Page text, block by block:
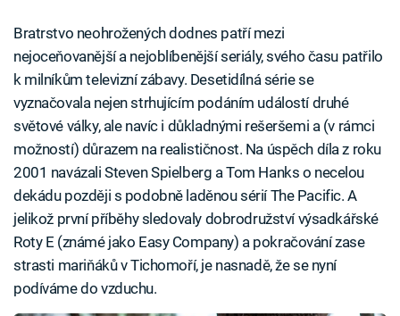
Bratrstvo neohrožených dodnes patří mezi
nejoceňovanější a nejoblíbenější seriály, svého času patřilo
k milníkům televizní zábavy. Desetidílná série se
vyznačovala nejen strhujícím podáním událostí druhé
světové války, ale navíc i důkladnými rešeršemi a (v rámci
možností) důrazem na realističnost. Na úspěch díla z roku
2001 navázali Steven Spielberg a Tom Hanks o necelou
dekádu později s podobně laděnou sérií The Pacific. A
jelikož první příběhy sledovaly dobrodružství výsadkářské
Roty E (známé jako Easy Company) a pokračování zase
strasti mariňáků v Tichomoří, je nasnadě, že se nyní
podíváme do vzduchu.